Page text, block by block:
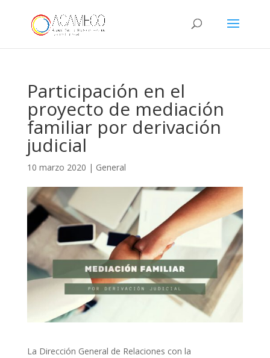
Participación en el
proyecto de mediación
familiar por derivación
judicial
10 marzo 2020 | General
La Dirección General de Relaciones con la